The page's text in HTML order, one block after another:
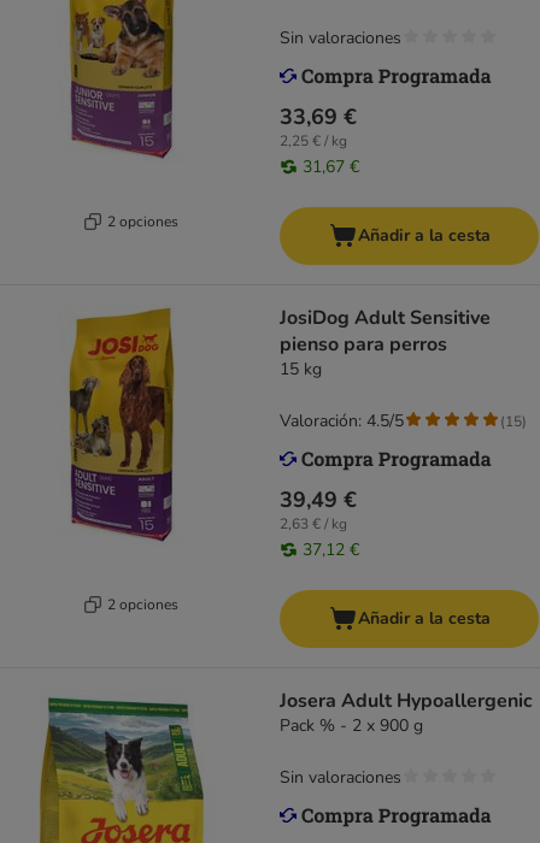
2 opciones
33,69 €
2,25 € / kg
31,67 €
Sin valoraciones
Añadir a la cesta
2 opciones
JosiDog Adult Sensitive
pienso para perros
15 kg
39,49 €
2,63 € / kg
37,12 €
Valoración: 4.5/5 (15)
Añadir a la cesta
Josera Adult Hypoallergenic
Pack % - 2 x 900 g
Sin valoraciones